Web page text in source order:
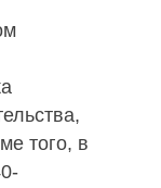
того, в